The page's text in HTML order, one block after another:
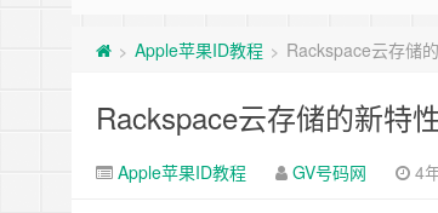
> Apple苹果ID教程 > Rackspace云存储
Rackspace云存储的新特
Apple苹果ID教程 GV号码网 4